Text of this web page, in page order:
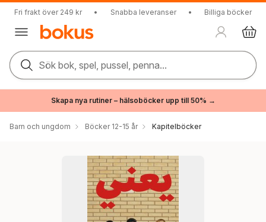
Fri frakt över 249 kr • Snabba leveranser • Billiga böcker
Sök bok, spel, pussel, penna...
Skapa nya rutiner – hälsoböcker upp till 50% →
Barn och ungdom Böcker 12-15 år Kapitelböcker